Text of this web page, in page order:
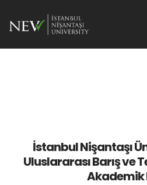
Disiplinerarası Bilim
İstanbul Nişantaşı
Uluslararası Barış ve
Akademik